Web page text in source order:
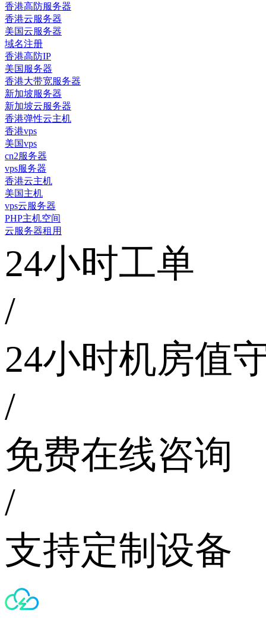
香港高防服务器
香港云服务器
美国云服务器
域名注册
香港高防IP
美国服务器
香港大带宽服务器
新加坡服务器
新加坡云服务器
香港弹性云主机
香港vps
美国vps
cn2服务器
vps服务器
香港云主机
美国主机
vps云服务器
PHP主机空间
云服务器租用
24小时工单
/
24小时机房值
/
免费在线咨询
/
支持定制设备